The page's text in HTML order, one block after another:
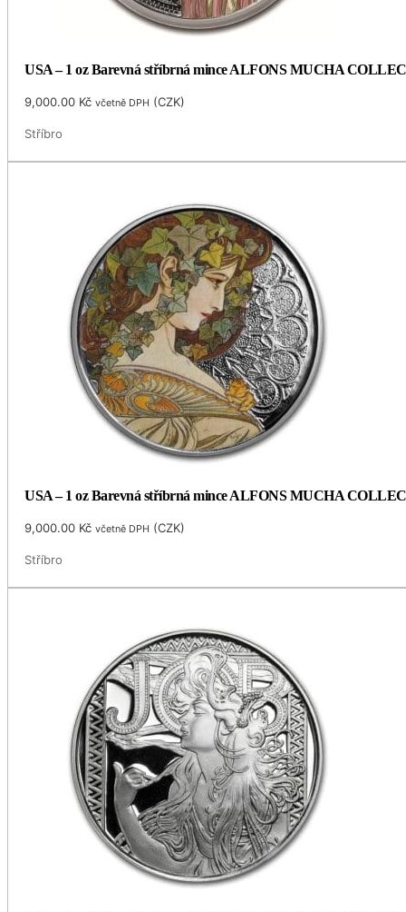
USA – 1 oz Barevná stříbrná mince ALFONS MUCHA
9,000.00 Kč včetně DPH (CZK)
Stříbro
USA – 1 oz Barevná stříbrná mince ALFONS MUCHA
9,000.00 Kč včetně DPH (CZK)
Stříbro